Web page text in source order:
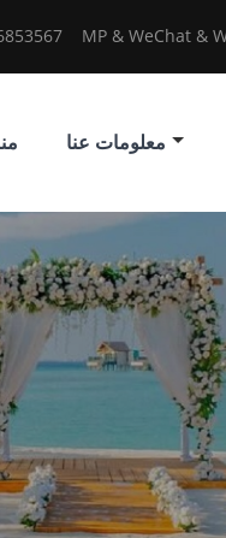
MP & WeChat &
معلومات عنا